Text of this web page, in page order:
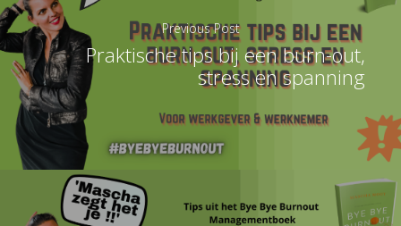
Previous Post
Praktische tips bij een burn-out,
stress en spanning